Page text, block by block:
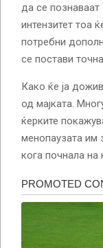
да се
интензитет тоа
потребни
се постави
Како ќе ја
од мајката.
ќерките
менопаузата им
кога почнала на